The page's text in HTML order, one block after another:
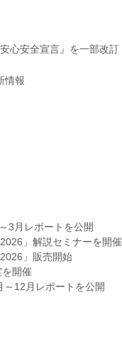
心安全宣言』を一部改訂
情報
3月レポートを公開
」解説セミナーを開催
」販売開始
開催
12月レポートを公開